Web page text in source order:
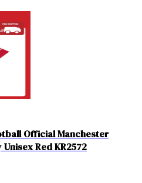
Official Manchester
Red KR2572